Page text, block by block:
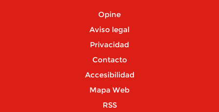
Opine
Aviso legal
Privacidad
Contacto
Accesibilidad
Mapa Web
RSS